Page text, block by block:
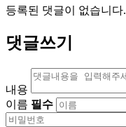
등록된 댓글이 없습니다.
댓글쓰기
내용
이름 필수